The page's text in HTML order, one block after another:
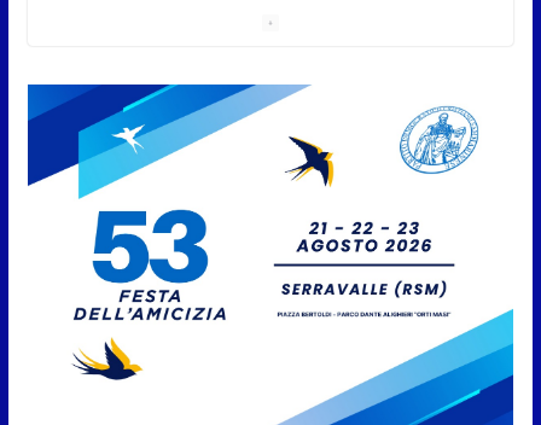
Caccuri celebra Roberto Sergio:
cittadinanza onoraria, chiavi
della città e premio alla carriera
7 Agosto 2026
Anche la FSGC nella nuova
partnership tra FIFA+ e DAZN